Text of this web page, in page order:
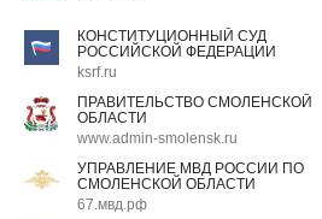
КОНСТИТУЦИОННЫЙ СУД
РОССИЙСКОЙ ФЕДЕРАЦИИ
ksrf.ru
ПРАВИТЕЛЬСТВО СМОЛЕНСКОЙ
ОБЛАСТИ
www.admin-smolensk.ru
УПРАВЛЕНИЕ МВД РОССИИ ПО
СМОЛЕНСКОЙ ОБЛАСТИ
67.мвд.рф